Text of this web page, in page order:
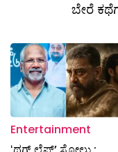
ಬೇರೆ
Entertainment